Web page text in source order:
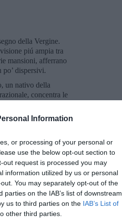
Information
or processing of your personal or
use the below opt-out section to
request is processed you may
information utilized by us or personal
You may separately opt-out of the
on the IAB’s list of downstream
us to third parties on the IAB’s List of
other third parties.
della Vergine.
piú ampia tra
mansioni, afferrano
dispersivi.
un nativo della
concentra le
missione, senza
perché lui affinché
Mercurio nel
segnalare
dovrebbe avere
congiunzione di
la mente e la
riflette prima di
Il Toro é un po’